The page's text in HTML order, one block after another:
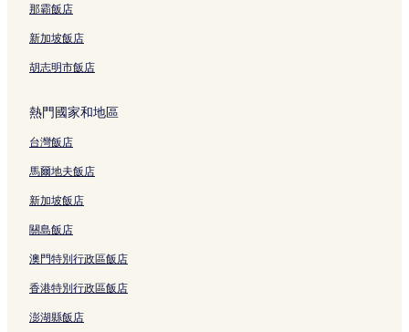
那霸飯店
新加坡飯店
胡志明市飯店
熱門國家和地區
台灣飯店
馬爾地夫飯店
新加坡飯店
關島飯店
澳門特別行政區飯店
香港特別行政區飯店
澎湖縣飯店